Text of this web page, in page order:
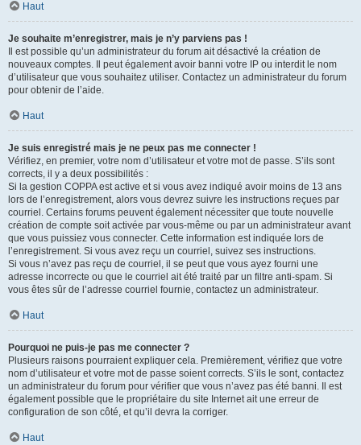
Haut
Je souhaite m’enregistrer, mais je n’y parviens pas !
Il est possible qu’un administrateur du forum ait désactivé la création de
nouveaux comptes. Il peut également avoir banni votre IP ou interdit le nom
d’utilisateur que vous souhaitez utiliser. Contactez un administrateur du forum
pour obtenir de l’aide.
Haut
Je suis enregistré mais je ne peux pas me connecter !
Vérifiez, en premier, votre nom d’utilisateur et votre mot de passe. S’ils sont
corrects, il y a deux possibilités :
Si la gestion COPPA est active et si vous avez indiqué avoir moins de 13 ans
lors de l’enregistrement, alors vous devrez suivre les instructions reçues par
courriel. Certains forums peuvent également nécessiter que toute nouvelle
création de compte soit activée par vous-même ou par un administrateur avant
que vous puissiez vous connecter. Cette information est indiquée lors de
l’enregistrement. Si vous avez reçu un courriel, suivez ses instructions.
Si vous n’avez pas reçu de courriel, il se peut que vous ayez fourni une
adresse incorrecte ou que le courriel ait été traité par un filtre anti-spam. Si
vous êtes sûr de l’adresse courriel fournie, contactez un administrateur.
Haut
Pourquoi ne puis-je pas me connecter ?
Plusieurs raisons pourraient expliquer cela. Premièrement, vérifiez que votre
nom d’utilisateur et votre mot de passe soient corrects. S’ils le sont, contactez
un administrateur du forum pour vérifier que vous n’avez pas été banni. Il est
également possible que le propriétaire du site Internet ait une erreur de
configuration de son côté, et qu’il devra la corriger.
Haut